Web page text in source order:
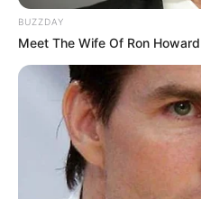
BUZZDAY
Meet The Wife Of Ron